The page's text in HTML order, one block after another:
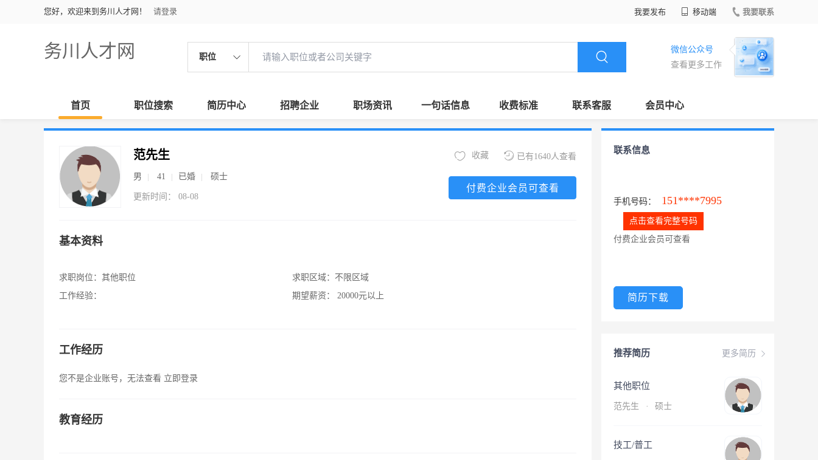
您好，欢迎来到务川人才网！ 请登录 我要发布 移动端 我要联系
务川人才网 职位
微信公众号
查看更多工作
首页 职位搜索 简历中心 招聘企业 职场资讯 一句话信息 收费标准 联系客服 会员中心
范先生
男 41 已婚 硕士
更新时间： 08-08
已有1640人查看
收藏
付费企业会员可查看
基本资料
求职岗位： 其他职位
工作经验：
求职区域： 不限区域
期望薪资：
20000元以上
工作经历
您不是企业账号，无法查看 立即登录
教育经历
联系信息
手机号码： 151****7995
点击查看完整号码
付费企业会员可查看
简历下载
更多简历
推荐简历
其他职位
范先生 · 硕士
技工/普工